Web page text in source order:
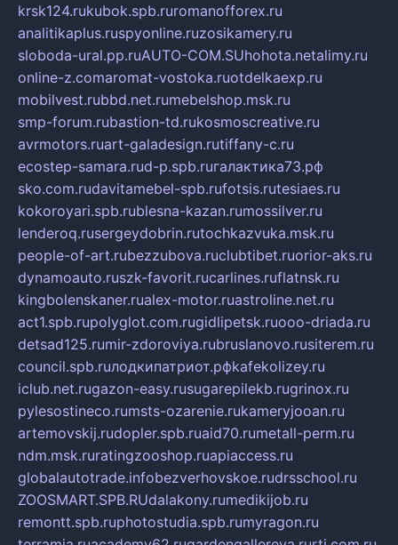
krsk124.rukubok.spb.ruromanofforex.ru
analitikaplus.ruspyonline.ruzosikamery.ru
sloboda-ural.pp.ruAUTO-COM.SUhohota.netalimy.ru
online-z.comaromat-vostoka.ruotdelkaexp.ru
mobilvest.rubbd.net.rumebelshop.msk.ru
smp-forum.rubastion-td.rukosmoscreative.ru
avrmotors.ruart-galadesign.rutiffany-c.ru
ecostep-samara.rud-p.spb.ruгалактика73.рф
sko.com.rudavitamebel-spb.rufotsis.rutesiaes.ru
kokoroyari.spb.rublesna-kazan.rumossilver.ru
lenderoq.rusergeydobrin.rutochkazvuka.msk.ru
people-of-art.rubezzubova.ruclubtibet.ruorior-aks.ru
dynamoauto.ruszk-favorit.rucarlines.ruflatnsk.ru
kingbolenskaner.rualex-motor.ruastroline.net.ru
act1.spb.rupolyglot.com.rugidlipetsk.ruooo-driada.ru
detsad125.rumir-zdoroviya.rubruslanovo.rusiterem.ru
council.spb.ruлодкипатриот.рфkafekolizey.ru
iclub.net.rugazon-easy.rusugarepilekb.rugrinox.ru
pylesostineco.rumsts-ozarenie.rukameryjooan.ru
artemovskij.rudopler.spb.ruaid70.rumetall-perm.ru
ndm.msk.ruratingzooshop.ruapiaccess.ru
globalautotrade.infobezverhovskoe.rudrsschool.ru
ZOOSMART.SPB.RUdalakony.rumedikijob.ru
remontt.spb.ruphotostudia.spb.rumyragon.ru